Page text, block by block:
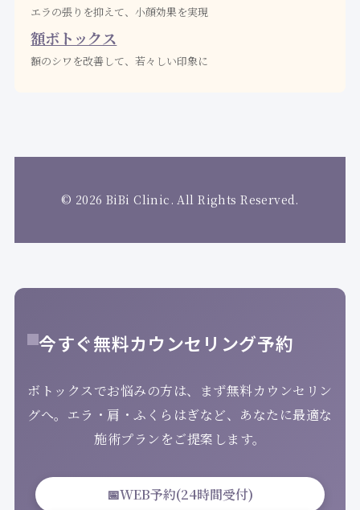
エラの張りを抑えて、小顔効果を実現
額ボトックス
額のシワを改善して、若々しい印象に
© 2026 BiBi Clinic. All Rights Reserved.
今すぐ無料カウンセリング予約
ボトックスでお悩みの方は、まず無料カウンセリン
グへ。エラ・肩・ふくらはぎなど、あなたに最適な
施術プランをご提案します。
📅WEB予約(24時間受付)